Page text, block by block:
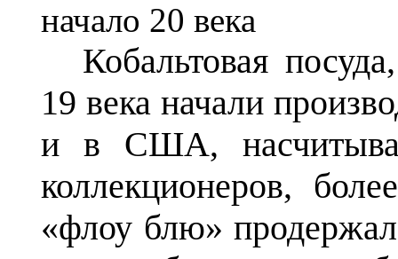
начало 20 века
Кобальтовая
19 века начали
и в США,
коллекционеров,
«флоу блю»